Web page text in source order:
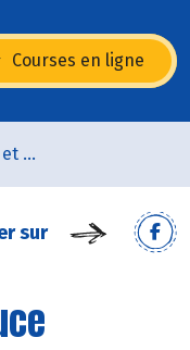
Courses en ligne
Offres traiteur et pâtisserie
sur